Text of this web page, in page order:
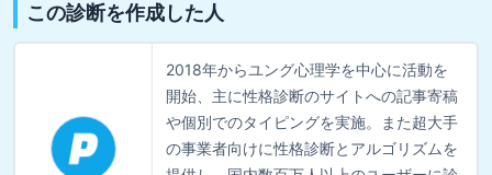
この診断を作成した人
2018年からユング心理学を中心に活動を
開始、主に性格診断のサイトへの記事寄稿
や個別でのタイピングを実施。また超大手
の事業者向けに性格診断とアルゴリズムを